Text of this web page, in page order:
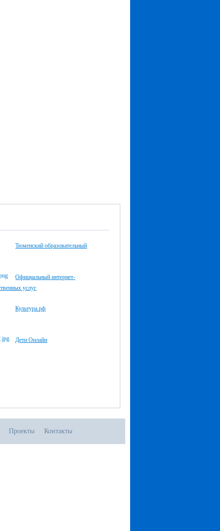
Тюменский образовательный
Официальный интернет-
услуг
Культура.рф
Дети Онлайн
Проекты Контакты